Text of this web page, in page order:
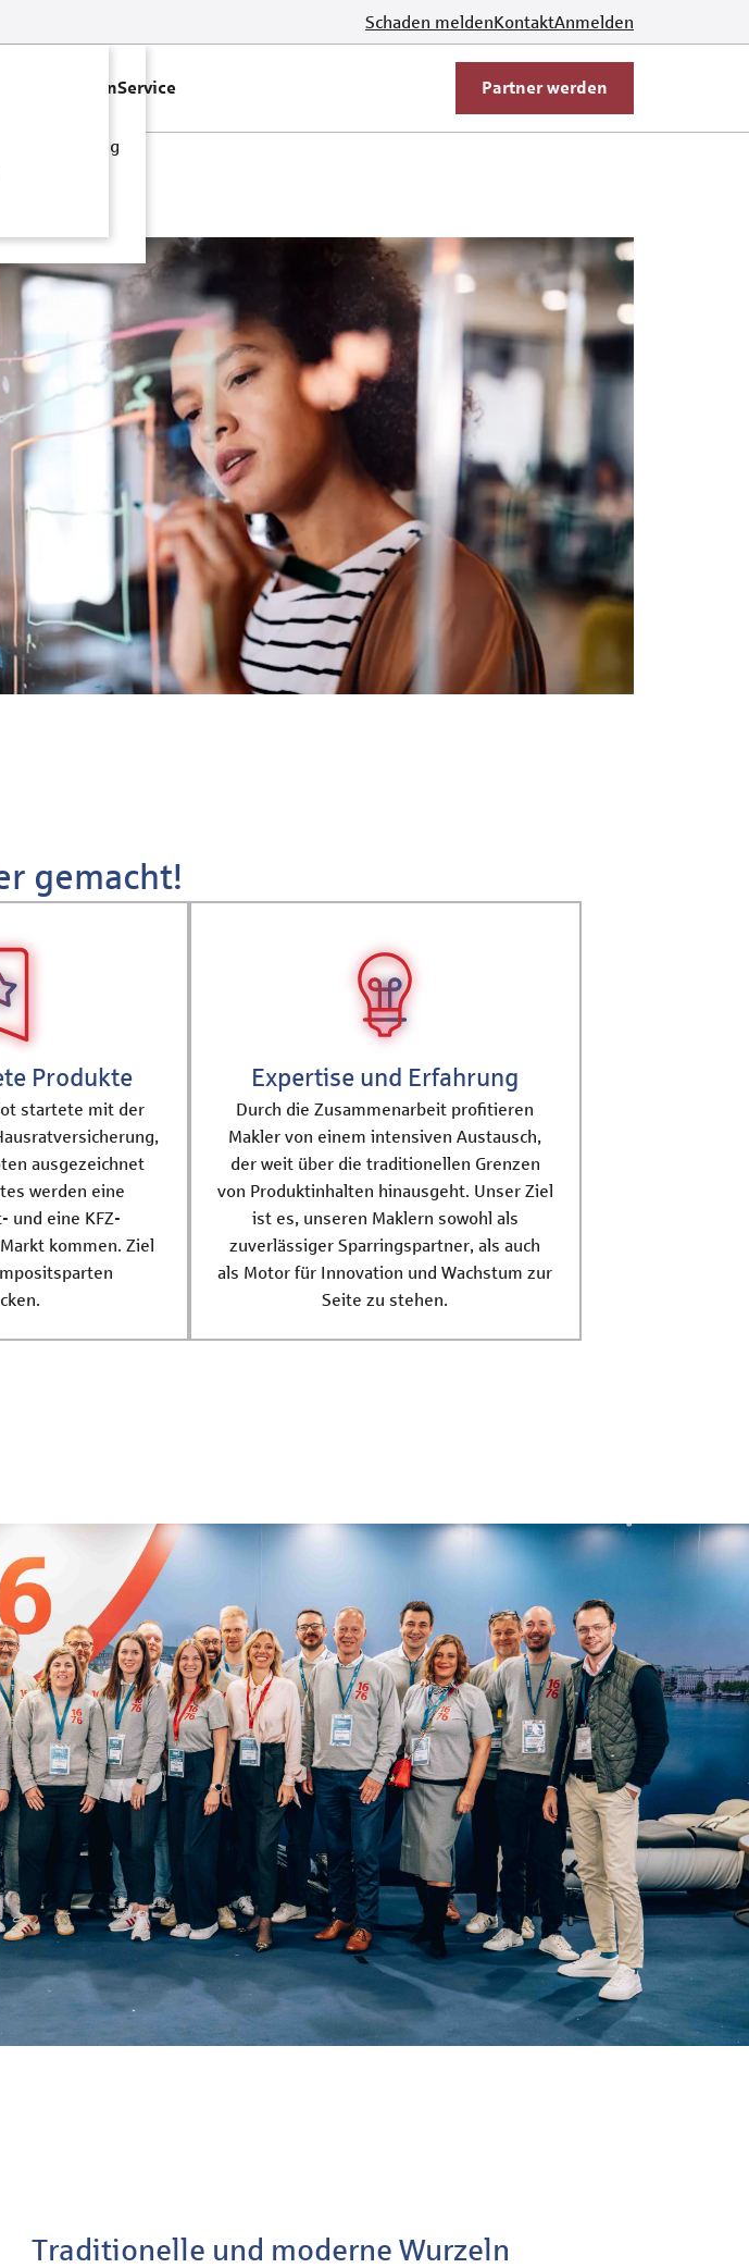
Schaden meldenKontaktAnmelden
Partner werden
UnternehmenService
gemacht!
Produkte
startete mit der
ausgezeichnet
werden eine
und eine KFZ-
kommen. Ziel
Expertise und Erfahrung
Durch die Zusammenarbeit profitieren
Makler von einem intensiven Austausch,
der weit über die traditionellen Grenzen
von Produktinhalten hinausgeht. Unser Ziel
ist es, unseren Maklern sowohl als
zuverlässiger Sparringspartner, als auch
als Motor für Innovation und Wachstum zur
Seite zu stehen.
Traditionelle und moderne Wurzeln